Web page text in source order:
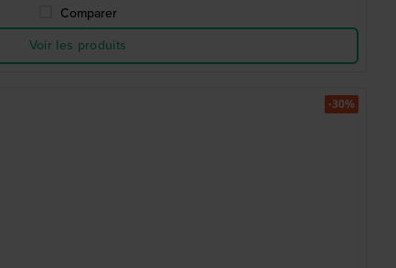
Comparer
Voir les produits
-30%